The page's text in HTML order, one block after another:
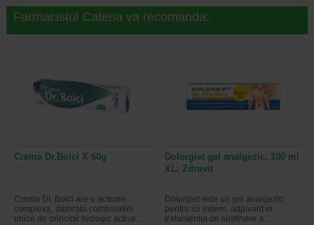
Farmacistul Catena va recomanda:
Crema Dr.Boici X 60g
Crema Dr. Boici are o actiune
complexa, datorata combinatiei
unice de principii biologic active:…
Dolorgiet gel analgezic, 100 ml
XL, Zdrovit
Dolorgiet este un gel analgezic
pentru uz extern, adjuvant in
tratamentul de sustinere a…